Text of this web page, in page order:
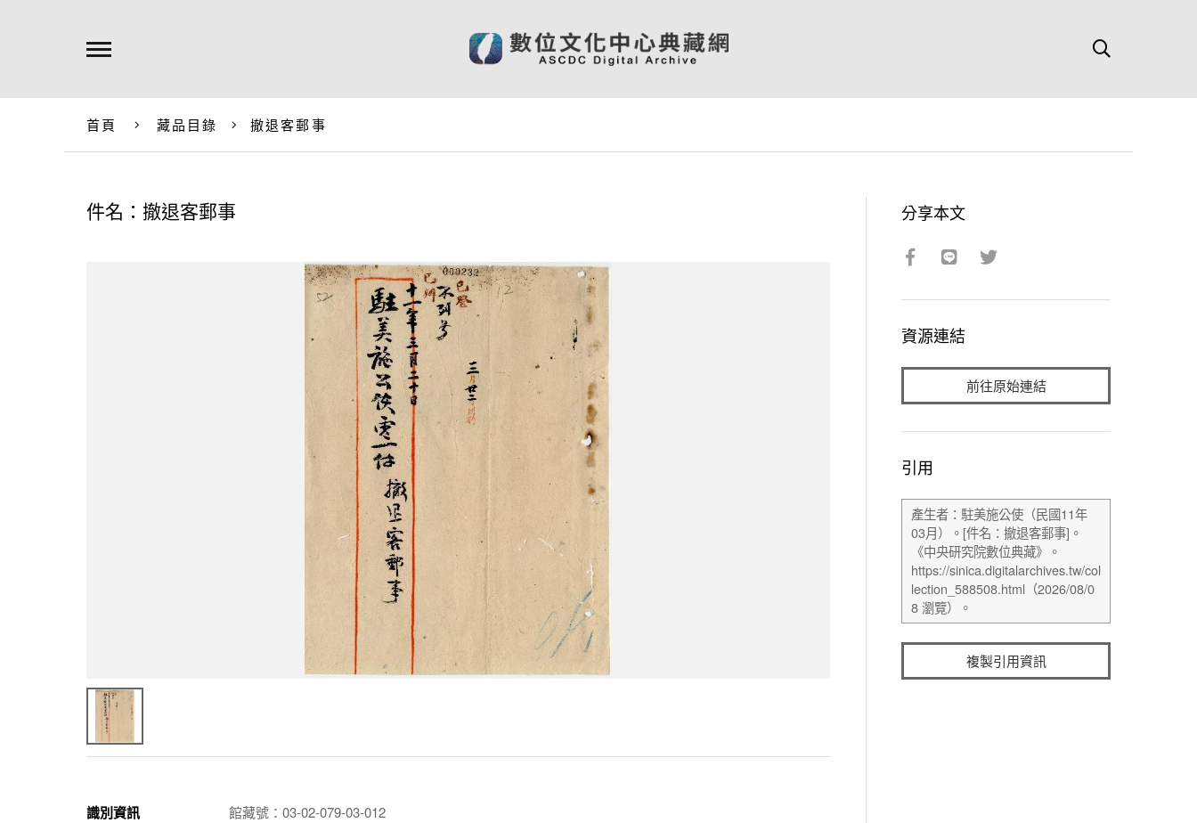
首頁 藏品目錄 撤退客郵事
件名：撤退客郵事
識別資訊 館藏號：03-02-079-03-012
分享本文
資源連結
前往原始連結
引用
複製引用資訊